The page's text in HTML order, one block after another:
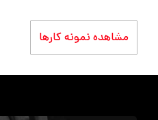
مشاهده نمونه کارها